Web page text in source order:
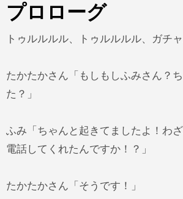
プロローグ
トゥルルルル、トゥルルルル、ガチャ
たかたかさん「もしもしふみさん？
た？」
ふみ「ちゃんと起きてましたよ！わ
電話してくれたんですか！？」
たかたかさん「そうです！」